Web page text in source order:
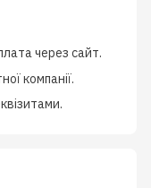
через сайт.
компанії.